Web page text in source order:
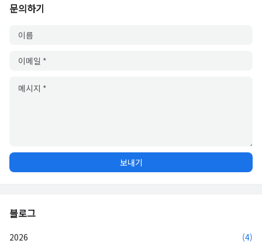
문의하기
블로그
2026 (4)